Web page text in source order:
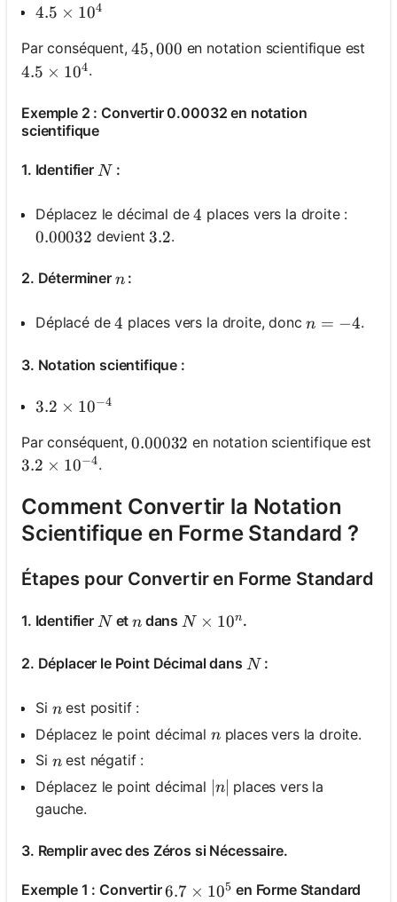
4.5 \times 10^4
4.5 × 104
Par conséquent,45,000
45,000 en notation scientifique est
4.5 \times 10^4
4.5 × 104.
Exemple 2 : Convertir 0.00032 en notation
scientifique
1. Identifier N
N:
Déplacez le décimal de4
4 places vers la droite :
0.00032
0.00032 devient3.2
3.2.
2. Déterminer n
n:
Déplacé de4
4 places vers la droite, doncn=-4
n = −4.
3. Notation scientifique :
3.2 \times 10^{-4}
3.2 × 10−4
Par conséquent,0.00032
0.00032 en notation scientifique est
3.2 \times 10^{-4}
3.2 × 10−4.
Comment Convertir la Notation
Scientifique en Forme Standard ?
Étapes pour Convertir en Forme Standard
1. Identifier N
Netn
ndans N \times 10^n
N × 10n.
2. Déplacer le Point Décimal dans N
N:
Si n
nest positif :
Déplacez le point décimal n
nplaces vers la droite.
Si n
nest négatif :
Déplacez le point décimal |n|
n∣ places vers la
gauche.
3. Remplir avec des Zéros si Nécessaire.
Exemple 1 : Convertir6.7 \times 10^5
6.7 × 105 en Forme Standard